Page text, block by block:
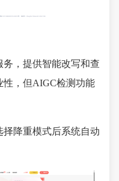
，提供智能改写和查
性，但AIGC检测功能
降重模式后系统自动